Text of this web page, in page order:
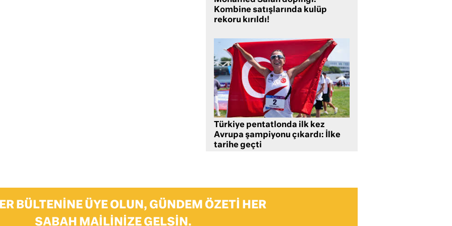
Kombine satışlarında kulüp
rekoru kırıldı!
Türkiye pentatlonda ilk kez
Avrupa şampiyonu çıkardı: İlke
tarihe geçti
BÜLTENINE ÜYE OLUN, GÜNDEM ÖZETI HER
SABAH MAILINIZE GELSIN.